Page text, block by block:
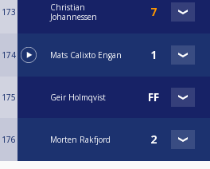
173
Christian
Johannessen
174 Mats Calixto Engan
175 Geir Holmqvist
176 Morten Rakfjord